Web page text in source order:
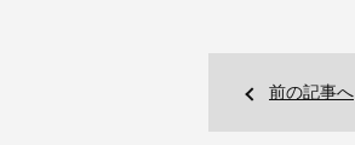
前の記事へ